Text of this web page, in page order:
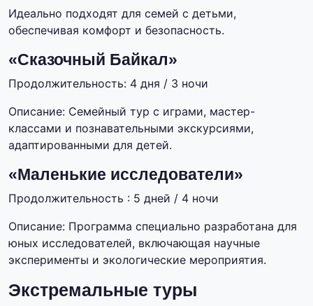
Идеально подходят для семей с детьми,
обеспечивая комфорт и безопасность.
«Сказочный Байкал»
Продолжительность: 4 дня / 3 ночи
Описание: Семейный тур с играми, мастер-
классами и познавательными экскурсиями,
адаптированными для детей.
«Маленькие исследователи»
Продолжительность : 5 дней / 4 ночи
Описание: Программа специально разработана для
юных исследователей, включающая научные
эксперименты и экологические мероприятия.
Экстремальные туры